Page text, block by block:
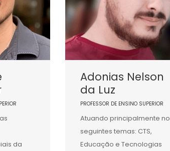
da
Adonias Nelson
da Luz
PROFESSOR DE ENSINO SUPERIOR
Atuando principalmente
seguintes temas: CTS,
Educação e Tecnologias